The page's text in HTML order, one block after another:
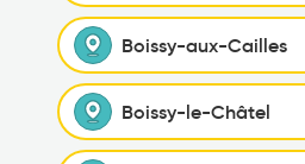
Boissy-aux-Cailles
Boissy-le-Châtel